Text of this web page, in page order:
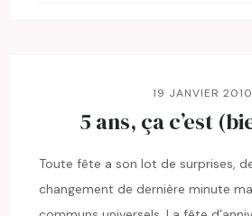
19 JANVIER 2010
5 ans, ça c’est
Toute fête a son lot de surprises,
changement de dernière minute